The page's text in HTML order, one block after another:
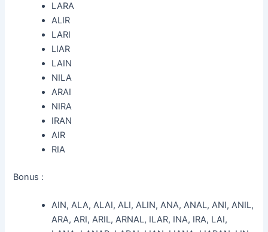
LARA
ALIR
LARI
LIAR
LAIN
NILA
ARAI
NIRA
IRAN
AIR
RIA
Bonus :
AIN, ALA, ALAI, ALI, ALIN, ANA, ANAL, ANI, ANIL,
ARA, ARI, ARIL, ARNAL, ILAR, INA, IRA, LAI,